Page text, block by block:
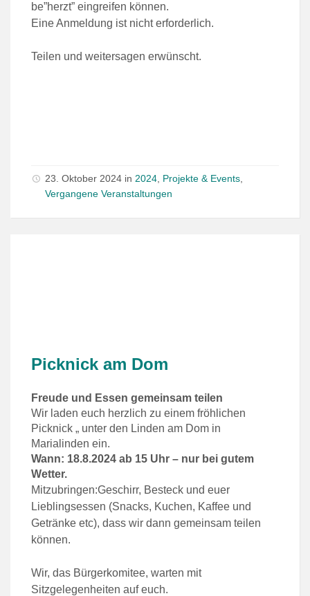
be”herzt” eingreifen können.
Eine Anmeldung ist nicht erforderlich.
Teilen und weitersagen erwünscht.
23. Oktober 2024 in 2024 Projekte & Events
Vergangene Veranstaltungen
Picknick am Dom
Freude und Essen gemeinsam teilen
Wir laden euch herzlich zu einem fröhlichen
Picknick „ unter den Linden am Dom in
Marialinden ein.
Wann: 18.8.2024 ab 15 Uhr – nur bei gutem
Wetter.
Mitzubringen:Geschirr, Besteck und euer
Lieblingsessen (Snacks, Kuchen, Kaffee und
Getränke etc), dass wir dann gemeinsam teilen
können.
Wir, das Bürgerkomitee, warten mit
Sitzgelegenheiten auf euch.